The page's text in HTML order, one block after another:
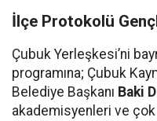
İlçe Protokolü
Çubuk Yerleşkesi’ni
programına; Çubuk
Belediye Başkanı Baki
akademisyenleri ve çok